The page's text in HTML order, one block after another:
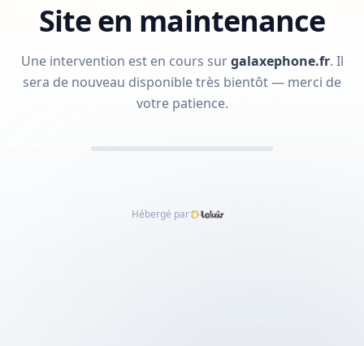
Site en maintenance
Une intervention est en cours surgalaxephone.fr. Il
sera de nouveau disponible très bientôt — merci de
votre patience.
Hébergé par